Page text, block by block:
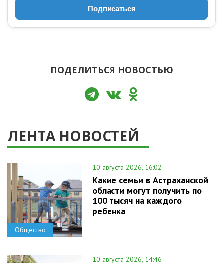
Подписаться
ПОДЕЛИТЬСЯ НОВОСТЬЮ
ЛЕНТА НОВОСТЕЙ
Общество
10 августа 2026, 16:02
Какие семьи в Астраханской
области могут получить по
100 тысяч на каждого
ребенка
10 августа 2026, 14:46